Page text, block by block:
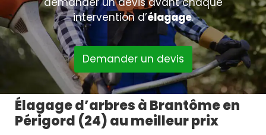
intervention d’élagage.
Demander un devis
Élagage d’arbres à Brantôme en
Périgord (24) au meilleur prix